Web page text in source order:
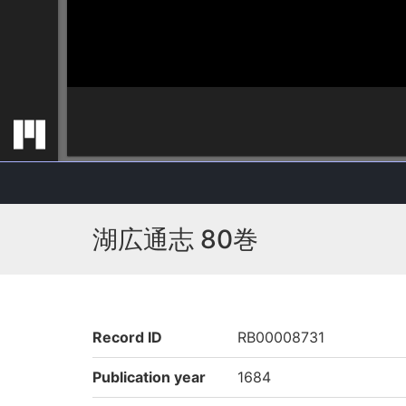
湖広通志 80巻
Record ID RB00008731
Publication year 1684